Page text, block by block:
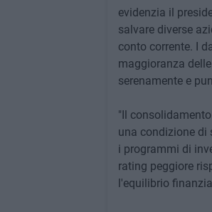
evidenzia il
salvare diverse
conto corrente. I
maggioranza
serenamente e
"Il
una condizione
i programmi di
rating peggiore
l'equilibrio